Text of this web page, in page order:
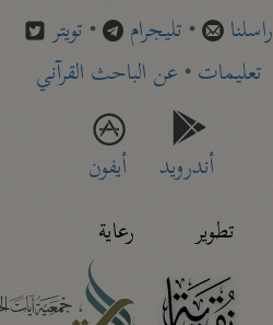
راسلنا • تليجرام • تويتر
تعليمات• عن الباحث القرآني
أندرويد
أيفون
تطوير
رعاية